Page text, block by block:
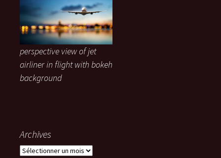
perspective view of jet
airliner in flight with bokeh
background
Archives
Archives